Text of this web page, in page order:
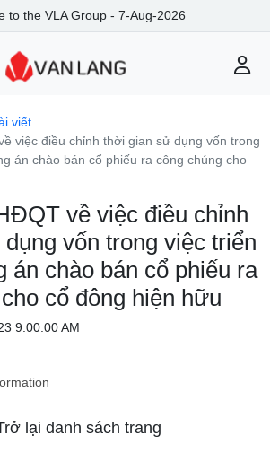
to the VLA Group - 7-Aug-2026
viết
việc điều chỉnh thời gian sử dụng vốn trong
án chào bán cổ phiếu ra công chúng cho
về việc điều chỉnh
vốn trong việc triển
án chào bán cổ phiếu ra
cổ đông hiện hữu
9:00:00 AM
lại danh sách trang